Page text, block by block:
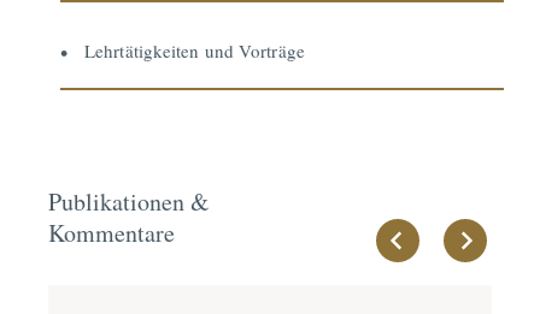
Lehrtätigkeiten und Vorträge
Publikationen &
Kommentare